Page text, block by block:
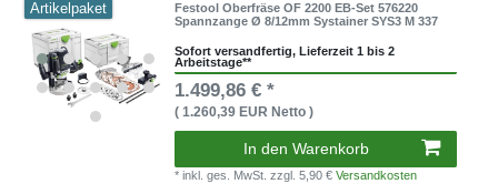
Artikelpaket
Festool Oberfräse OF 2200 EB-Set 576220
Spannzange Ø 8/12mm Systainer SYS3 M 337
Sofort versandfertig, Lieferzeit 1 bis 2
Arbeitstage**
1.499,86 € *
( 1.260,39 EUR Netto )
In den Warenkorb
* inkl. ges. MwSt.zzgl. 5,90 €Versandkosten